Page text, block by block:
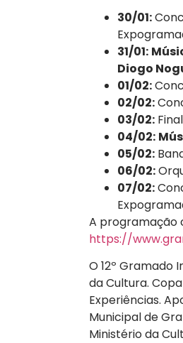
30/01:
31/01:
Diogo
01/02:
02/02:
03/02:
04/02:
05/02:
06/02:
07/02:
A programação
https://
O 12º Gramado
da Cultura.
Experiências.
Municipal de
Ministério da